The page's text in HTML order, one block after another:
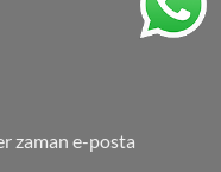
zaman e-posta